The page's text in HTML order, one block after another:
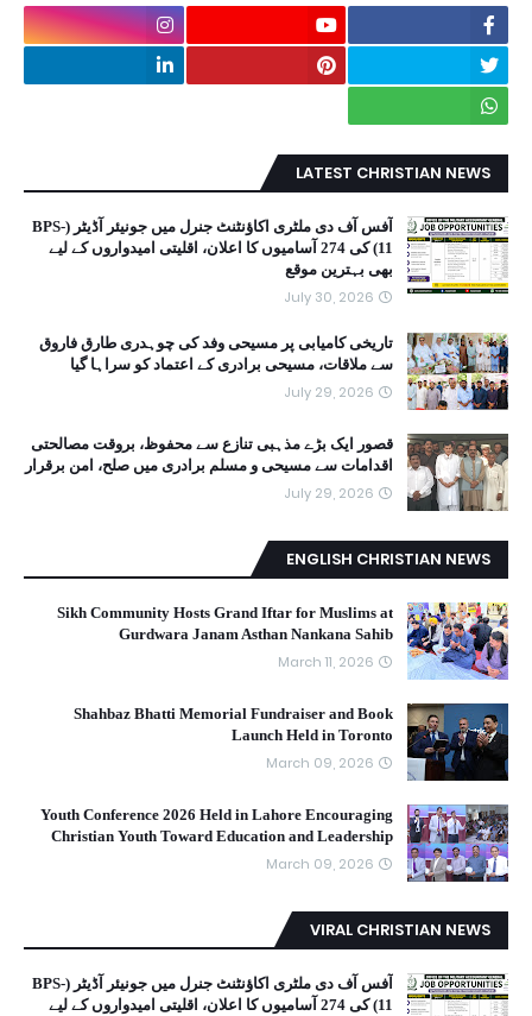
LATEST CHRISTIAN NEWS
آفس آف دی ملٹری اکاؤنٹنٹ جنرل میں جونیئر آڈیٹر (BPS-
11) کی 274 آسامیوں کا اعلان، اقلیتی امیدواروں کے لیے
بھی بہترین موقع
July 30, 2026
تاریخی کامیابی پر مسیحی وفد کی چوہدری طارق فاروق
سے ملاقات، مسیحی برادری کے اعتماد کو سراہا گیا
July 29, 2026
قصور ایک بڑے مذہبی تنازع سے محفوظ، بروقت مصالحتی
اقدامات سے مسیحی و مسلم برادری میں صلح، امن برقرار
July 29, 2026
ENGLISH CHRISTIAN NEWS
Sikh Community Hosts Grand Iftar for Muslims at
Gurdwara Janam Asthan Nankana Sahib
March 11, 2026
Shahbaz Bhatti Memorial Fundraiser and Book
Launch Held in Toronto
March 09, 2026
Youth Conference 2026 Held in Lahore Encouraging
Christian Youth Toward Education and Leadership
March 09, 2026
VIRAL CHRISTIAN NEWS
آفس آف دی ملٹری اکاؤنٹنٹ جنرل میں جونیئر آڈیٹر (BPS-
11) کی 274 آسامیوں کا اعلان، اقلیتی امیدواروں کے لیے